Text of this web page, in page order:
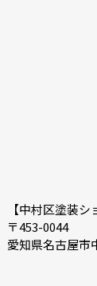
【中村区塗装シ
〒453-0044
愛知県名古屋市